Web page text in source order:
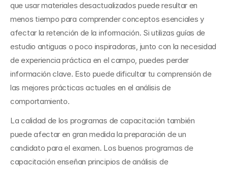
que usar materiales desactualizados puede resultar en
menos tiempo para comprender conceptos esenciales y
afectar la retención de la información. Si utilizas guías de
estudio antiguas o poco inspiradoras, junto con la necesidad
de experiencia práctica en el campo, puedes perder
información clave. Esto puede dificultar tu comprensión de
las mejores prácticas actuales en el análisis de
comportamiento.
La calidad de los programas de capacitación también
puede afectar en gran medida la preparación de un
candidato para el examen. Los buenos programas de
capacitación enseñan principios de análisis de